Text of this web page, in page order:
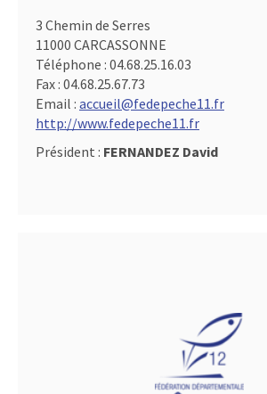
3 Chemin de Serres
11000 CARCASSONNE
Téléphone : 04.68.25.16.03
Fax : 04.68.25.67.73
Email : accueil@fedepeche11.fr
http://www.fedepeche11.fr
Président : FERNANDEZ David